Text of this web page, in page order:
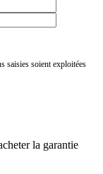
saisies soient exploitées
la garantie